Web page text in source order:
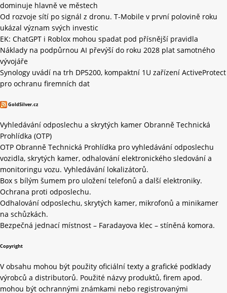
dominuje hlavně ve městech
Od rozvoje sítí po signál z dronu. T-Mobile v první polovině roku
ukázal význam svých investic
EK: ChatGPT i Roblox mohou spadat pod přísnější pravidla
Náklady na podpůrnou AI převýší do roku 2028 plat samotného
vývojáře
Synology uvádí na trh DP5200, kompaktní 1U zařízení ActiveProtect
pro ochranu firemních dat
GoldSilver.cz
Vyhledávání odposlechu a skrytých kamer Obranně Technická
Prohlídka (OTP)
OTP Obranně Technická Prohlídka pro vyhledávání odposlechu
vozidla, skrytých kamer, odhalování elektronického sledování a
monitoringu vozu. Vyhledávání lokalizátorů.
Box s bílým šumem pro uložení telefonů a další elektroniky.
Ochrana proti odposlechu.
Odhalování odposlechu, skrytých kamer, mikrofonů a minikamer
na schůzkách.
Bezpečná jednací místnost – Faradayova klec – stíněná komora.
Copyright
V obsahu mohou být použity oficiální texty a grafické podklady
výrobců a distributorů. Použité názvy produktů, firem apod.
mohou být ochrannými známkami nebo registrovanými